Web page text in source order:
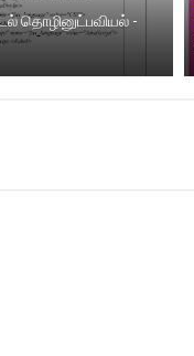
தொழினுட்பவியல் -